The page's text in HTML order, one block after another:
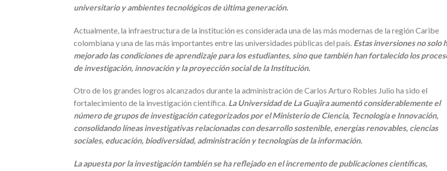
universitario y ambientes tecnológicos de última generación.
Actualmente, la infraestructura de la institución es considerada una de las más modernas de la región Caribe
colombiana y una de las más importantes entre las universidades públicas del país. Estas inversiones no solo
mejorado las condiciones de aprendizaje para los estudiantes, sino que también han fortalecido los
de investigación, innovación y la proyección social de la Institución.
Otro de los grandes logros alcanzados durante la administración de Carlos Arturo Robles Julio ha sido el
fortalecimiento de la investigación científica. La Universidad de La Guajira aumentó considerablemente el
número de grupos de investigación categorizados por el Ministerio de Ciencia, Tecnología e Innovación,
consolidando líneas investigativas relacionadas con desarrollo sostenible, energías renovables, ciencias
sociales, educación, biodiversidad, administración y tecnologías de la información.
La apuesta por la investigación también se ha reflejado en el incremento de publicaciones científicas,